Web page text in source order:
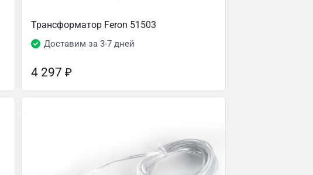
Трансформатор Feron 51503
Доставим за 3-7 дней
4 297 ₽